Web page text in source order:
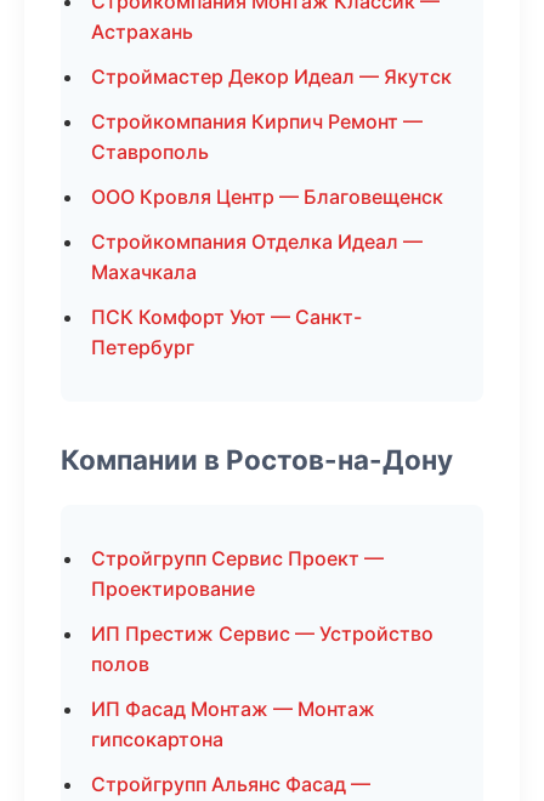
Астрахань
Строймастер Декор Идеал — Якутск
Стройкомпания Кирпич Ремонт —
Ставрополь
ООО Кровля Центр — Благовещенск
Стройкомпания Отделка Идеал —
Махачкала
ПСК Комфорт Уют — Санкт-
Петербург
Компании в Ростов-на-Дону
Стройгрупп Сервис Проект —
Проектирование
ИП Престиж Сервис — Устройство
полов
ИП Фасад Монтаж — Монтаж
гипсокартона
Стройгрупп Альянс Фасад —